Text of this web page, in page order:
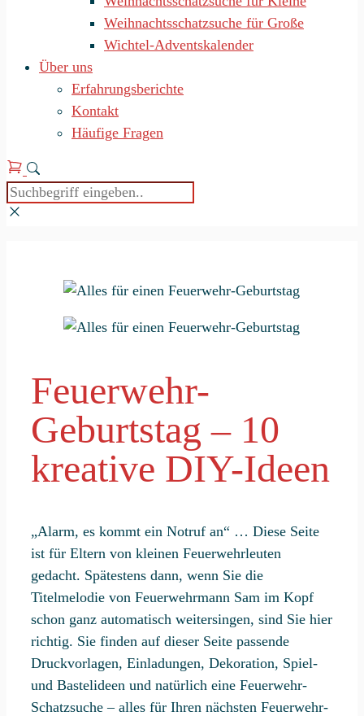
Weihnachtsschatzsuche für Große
Wichtel-Adventskalender
Über uns
Erfahrungsberichte
Kontakt
Häufige Fragen
Feuerwehr-
Geburtstag – 10
kreative DIY-Ideen
„Alarm, es kommt ein Notruf an“ … Diese Seite
ist für Eltern von kleinen Feuerwehrleuten
gedacht. Spätestens dann, wenn Sie die
Titelmelodie von Feuerwehrmann Sam im Kopf
schon ganz automatisch weitersingen, sind Sie hier
richtig. Sie finden auf dieser Seite passende
Druckvorlagen, Einladungen, Dekoration, Spiel-
und Bastelideen und natürlich eine Feuerwehr-
Schatzsuche – alles für Ihren nächsten Feuerwehr-